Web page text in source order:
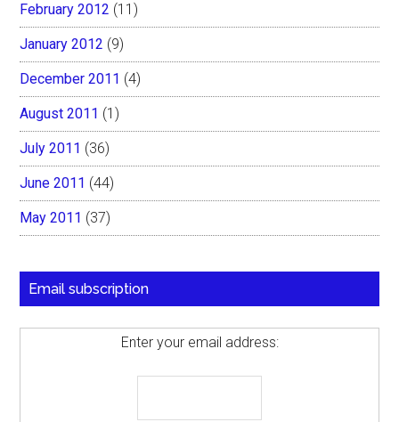
February 2012 (11)
January 2012 (9)
December 2011 (4)
August 2011 (1)
July 2011 (36)
June 2011 (44)
May 2011 (37)
Email subscription
Enter your email address: